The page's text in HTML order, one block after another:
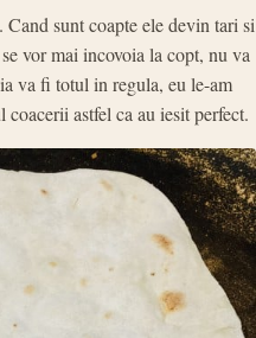
sunt coapte ele devin tari si
vor mai incovoia la copt, nu va
va fi totul in regula, eu le-am
astfel ca au iesit perfect.